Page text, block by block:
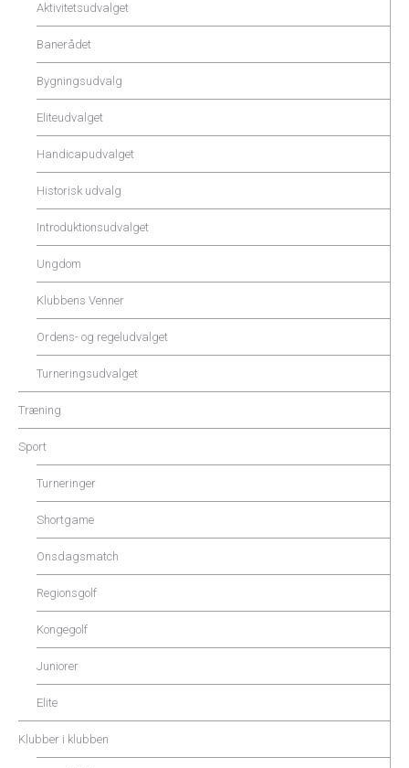
Aktivitetsudvalget
Banerådet
Bygningsudvalg
Eliteudvalget
Handicapudvalget
Historisk udvalg
Introduktionsudvalget
Ungdom
Klubbens Venner
Ordens- og regeludvalget
Turneringsudvalget
Træning
Sport
Turneringer
Shortgame
Onsdagsmatch
Regionsgolf
Kongegolf
Juniorer
Elite
Klubber i klubben